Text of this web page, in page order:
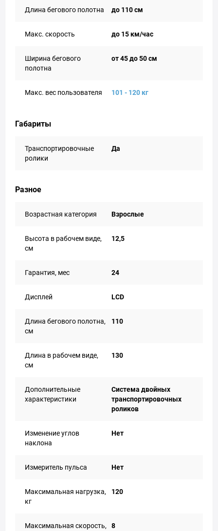
Длина бегового полотна до 110 см
Макс. скорость до 15 км/час
Ширина бегового
полотна
от 45 до 50 см
Макс. вес пользователя 101 - 120 кг
Габариты
Транспортировочные
ролики
Да
Разное
Возрастная категория Взрослые
Высота в рабочем виде,
см
12,5
Гарантия, мес 24
Дисплей LCD
Длина бегового полотна,
см
110
Длина в рабочем виде,
см
130
Дополнительные
характеристики
Система двойных
транспортировочных
роликов
Изменение углов
наклона
Нет
Измеритель пульса Нет
Максимальная нагрузка,
кг
120
Максимальная скорость,
8